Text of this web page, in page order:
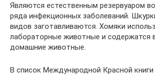
Являются естественным резервуаром
ряда инфекционных заболеваний.
видов заготавливаются. Хомяки
лабораторные животные и содержатся
домашние животные.
В список Международной Красной